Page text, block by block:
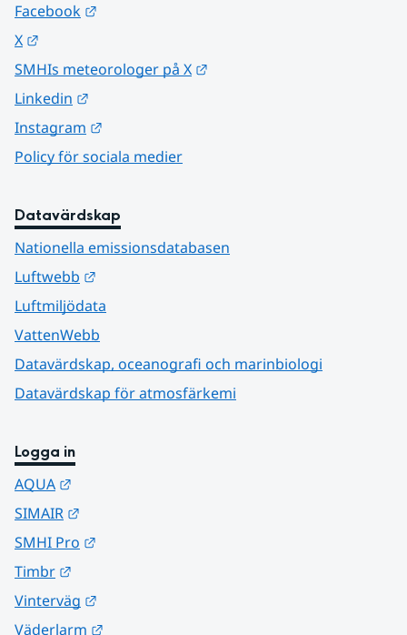
Facebook
X
SMHIs meteorologer på X
Linkedin
Instagram
Policy för sociala medier
Datavärdskap
Nationella emissionsdatabasen
Luftwebb
Luftmiljödata
VattenWebb
Datavärdskap, oceanografi och marinbiologi
Datavärdskap för atmosfärkemi
Logga in
AQUA
SIMAIR
SMHI Pro
Timbr
Vinterväg
Väderlarm